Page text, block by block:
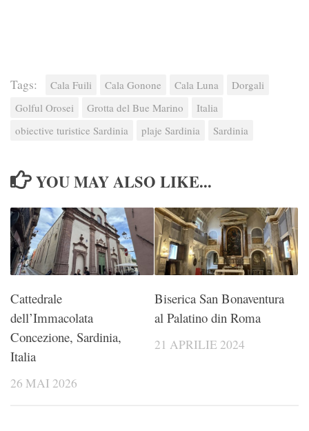
Tags: Cala Fuili Cala Gonone Cala Luna
Dorgali
Golful Orosei
Grotta del Bue Marino
Italia
obiective turistice Sardinia
plaje Sardinia Sardinia
YOU MAY ALSO LIKE...
Cattedrale
dell’Immacolata
Concezione, Sardinia,
Italia
26 MAI 2026
Biserica San Bonaventura
al Palatino din Roma
21 APRILIE 2024